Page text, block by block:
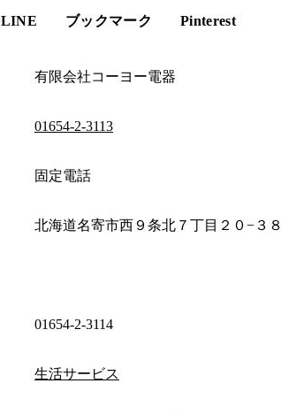
LINE ブックマーク Pinterest
有限会社コーヨー電器
01654-2-3113
固定電話
北海道名寄市西９条北７丁目２０−３８
01654-2-3114
生活サービス